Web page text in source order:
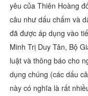
yêu của Thiên Hoàng
câu như dấu chấm và
đã được áp dụng vào
Minh Trị Duy Tân, Bộ
luật và thông báo cho
dụng chúng (các dấu
này có nghĩa là rất